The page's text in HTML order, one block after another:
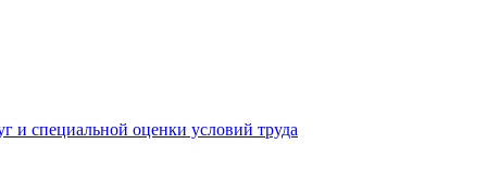
и специальной оценки условий труда